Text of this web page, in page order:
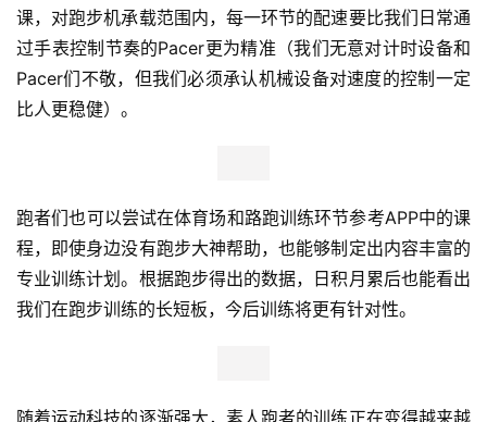
课，对跑步机承载范围内，每一环节的配速要比我们日常通
过手表控制节奏的Pacer更为精准（我们无意对计时设备和
Pacer们不敬，但我们必须承认机械设备对速度的控制一定
比人更稳健）。
跑者们也可以尝试在体育场和路跑训练环节参考APP中的课
程，即使身边没有跑步大神帮助，也能够制定出内容丰富的
专业训练计划。根据跑步得出的数据，日积月累后也能看出
我们在跑步训练的长短板，今后训练将更有针对性。